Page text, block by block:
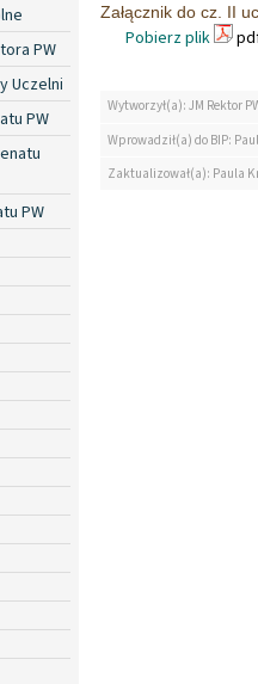
PW
Uczelni
PW
PW
Załącznik do cz. II
Pobierz plik
Wytworzył(a): JM Rektor
Wprowadził(a) do BIP:
Zaktualizował(a): Paula